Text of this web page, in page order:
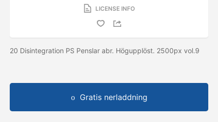
LICENSE INFO
20 Disintegration PS Penslar abr. Högupplöst. 2500px vol.9
Gratis nerladdning